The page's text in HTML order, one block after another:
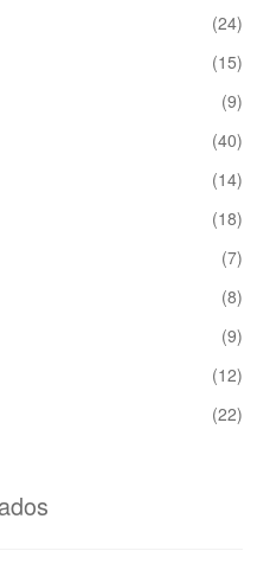
(24)
(15)
(9)
(40)
(14)
(18)
(7)
(8)
(9)
(12)
(22)